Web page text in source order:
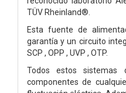
TÜV Rheinland®.
Esta fuente de
garantía y un circuito
SCP , OPP , UVP , OTP.
Todos estos sistemas
componentes de